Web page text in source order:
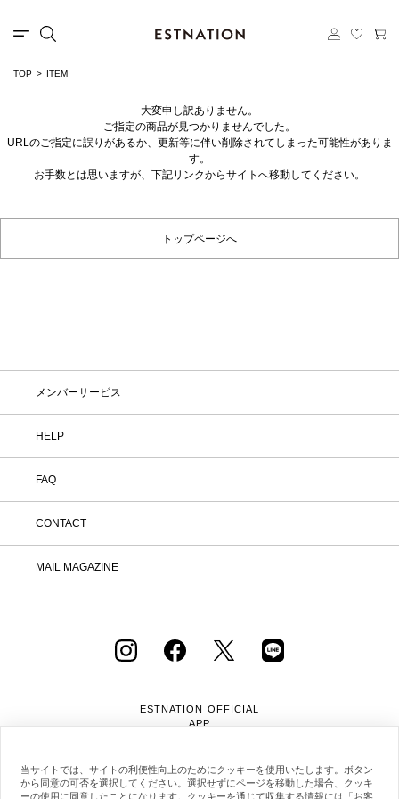
TOP ITEM
大変申し訳ありません。
ご指定の商品が見つかりませんでした。
URLのご指定に誤りがあるか、更新等に伴い削除されてしまった可能性がありま
す。
お手数とは思いますが、下記リンクからサイトへ移動してください。
トップページへ
メンバーサービス
HELP
FAQ
CONTACT
MAIL MAGAZINE
ESTNATION OFFICIAL
APP
当サイトでは、サイトの利便性向上のためにクッキーを使用いたします。ボタン
から同意の可否を選択してください。選択せずにページを移動した場合、クッキ
ーの使用に同意したことになります。クッキーを通じて収集する情報には「お客